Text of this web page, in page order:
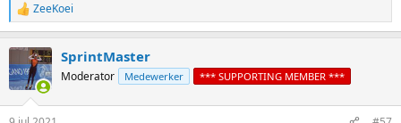
R
e
t
i
n
ZeeKoei
SprintMaster
Moderator Medewerker *** SUPPORTING MEMBER ***